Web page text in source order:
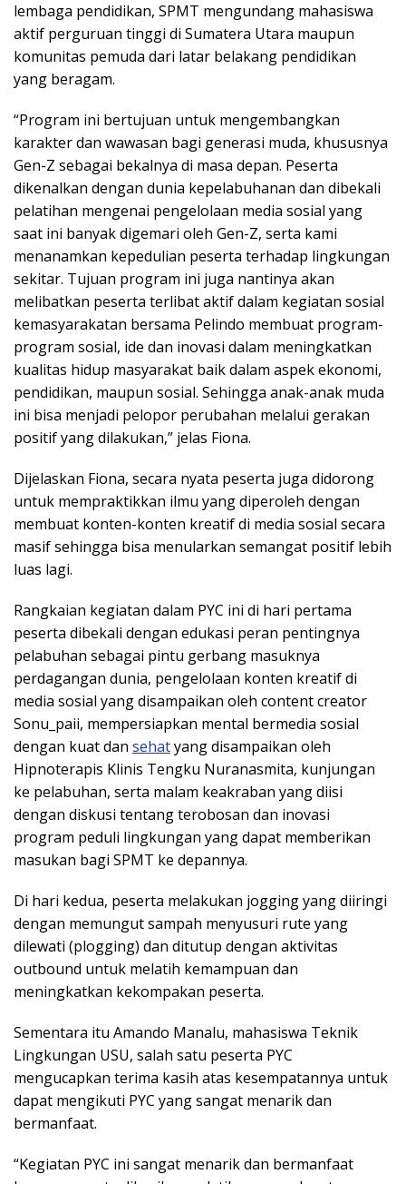
lembaga pendidikan, SPMT mengundang mahasiswa
aktif perguruan tinggi di Sumatera Utara maupun
komunitas pemuda dari latar belakang pendidikan
yang beragam.
“Program ini bertujuan untuk mengembangkan
karakter dan wawasan bagi generasi muda, khususnya
Gen-Z sebagai bekalnya di masa depan. Peserta
dikenalkan dengan dunia kepelabuhanan dan dibekali
pelatihan mengenai pengelolaan media sosial yang
saat ini banyak digemari oleh Gen-Z, serta kami
menanamkan kepedulian peserta terhadap lingkungan
sekitar. Tujuan program ini juga nantinya akan
melibatkan peserta terlibat aktif dalam kegiatan sosial
kemasyarakatan bersama Pelindo membuat program-
program sosial, ide dan inovasi dalam meningkatkan
kualitas hidup masyarakat baik dalam aspek ekonomi,
pendidikan, maupun sosial. Sehingga anak-anak muda
ini bisa menjadi pelopor perubahan melalui gerakan
positif yang dilakukan,” jelas Fiona.
Dijelaskan Fiona, secara nyata peserta juga didorong
untuk mempraktikkan ilmu yang diperoleh dengan
membuat konten-konten kreatif di media sosial secara
masif sehingga bisa menularkan semangat positif lebih
luas lagi.
Rangkaian kegiatan dalam PYC ini di hari pertama
peserta dibekali dengan edukasi peran pentingnya
pelabuhan sebagai pintu gerbang masuknya
perdagangan dunia, pengelolaan konten kreatif di
media sosial yang disampaikan oleh content creator
Sonu_paii, mempersiapkan mental bermedia sosial
dengan kuat dan sehatyang disampaikan oleh
Hipnoterapis Klinis Tengku Nuranasmita, kunjungan
ke pelabuhan, serta malam keakraban yang diisi
dengan diskusi tentang terobosan dan inovasi
program peduli lingkungan yang dapat memberikan
masukan bagi SPMT ke depannya.
Di hari kedua, peserta melakukan jogging yang diiringi
dengan memungut sampah menyusuri rute yang
dilewati (plogging) dan ditutup dengan aktivitas
outbound untuk melatih kemampuan dan
meningkatkan kekompakan peserta.
Sementara itu Amando Manalu, mahasiswa Teknik
Lingkungan USU, salah satu peserta PYC
mengucapkan terima kasih atas kesempatannya untuk
dapat mengikuti PYC yang sangat menarik dan
bermanfaat.
“Kegiatan PYC ini sangat menarik dan bermanfaat